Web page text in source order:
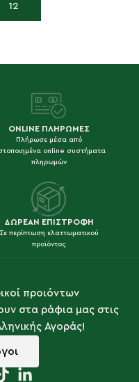
στο καλάθι
ONLINE ΠΛΗΡΩΜΕΣ
Πλήρωσε μέσα από
online συστήματα
πληρωμών
ΔΩΡΕΑΝ ΕΠΙΣΤΡΟΦΗ
Σε περίπτωση ελαττωματικού
προϊόντος
προιόντων
στα ράφια μας στις
Αγοράς!